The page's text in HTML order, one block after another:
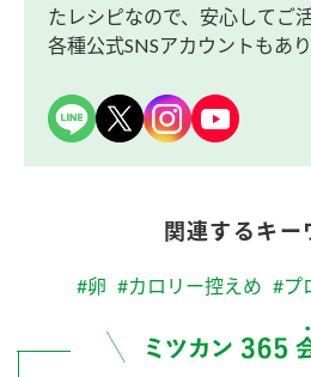
たレシピなので、安心してご
各種公式SNSアカウントもあり
関連するキー
#卵 #カロリー控えめ #プ